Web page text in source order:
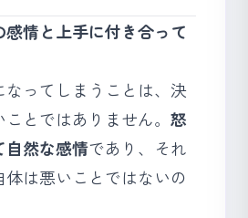
感情と上手に付き合って
なってしまうことは、決
とではありません。 怒
自然な感情であり、それ
体は悪いことではないの